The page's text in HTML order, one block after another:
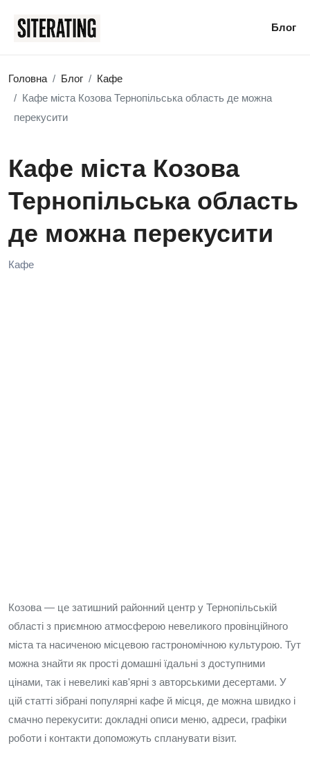
Блог
Головна Блог
Кафе
Кафе міста Козова Тернопільська область де можна
перекусити
Кафе міста Козова
Тернопільська область
де можна перекусити
Кафе
Козова — це затишний районний центр у Тернопільській
області з приємною атмосферою невеликого провінційного
міста та насиченою місцевою гастрономічною культурою. Тут
можна знайти як прості домашні їдальні з доступними
цінами, так і невеликі кав'ярні з авторськими десертами. У
цій статті зібрані популярні кафе й місця, де можна швидко і
смачно перекусити: докладні описи меню, адреси, графіки
роботи і контакти допоможуть спланувати візит.